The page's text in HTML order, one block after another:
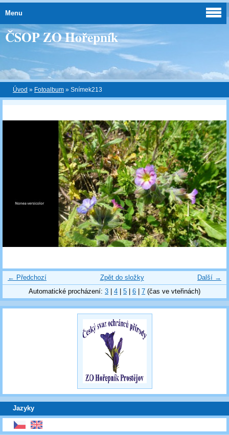
ČSOP ZO Hořepník
Úvod » Fotoalbum » Snímek213
← Předchozí Další →
Zpět do složky
Automatické procházení: 3 | 4 | 5 | 6 | 7 (čas ve vteřinách)
Jazyky
Menu